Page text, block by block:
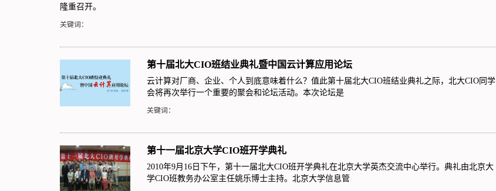
隆重召开。
关键词：
第十届北大CIO班结业典礼暨中国云计算应用论坛
云计算对厂商、企业、个人到底意味着什么？值此第十届北大CIO班结业典礼之际，北大CIO同学
会将再次举行一个重要的聚会和论坛活动。本次论坛是
关键词：
第十一届北京大学CIO班开学典礼
2010年9月16日下午，第十一届北大CIO班开学典礼在北京大学英杰交流中心举行。典礼由北京大
学CIO班教务办公室主任姚乐博士主持。北京大学信息管